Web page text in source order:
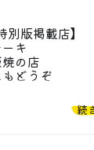
版掲載店】
キ
の店
どうぞ
キに仕上げる
り徒歩1分、続